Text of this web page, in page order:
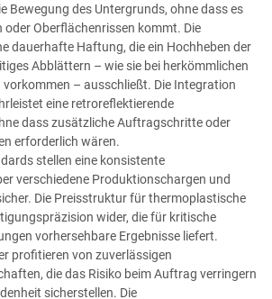
Bewegung des Untergrunds, ohne dass es
oder Oberflächenrissen kommt. Die
dauerhafte Haftung, die ein Hochheben der
Abblättern – wie sie bei herkömmlichen
– ausschließt. Die Integration
eine retroreflektierende
dass zusätzliche Auftragschritte oder
erforderlich wären.
stellen eine konsistente
verschiedene Produktionschargen und
Die Preisstruktur für thermoplastische
wider, die für kritische
vorhersehbare Ergebnisse liefert.
profitieren von zuverlässigen
die das Risiko beim Auftrag verringern
sicherstellen. Die